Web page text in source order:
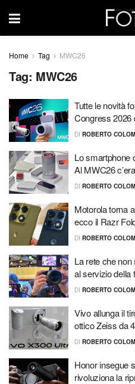
Home Tag MWC26
Tag: MWC26
Tutte le novità
Congress 2026
DI ROBERTO
Lo smartphone
Al MWC26
DI ROBERTO
Motorola torna
ecco il Razr
DI ROBERTO
La rete che
al servizio della
DI ROBERTO
Vivo allunga il
ottico Zeiss da
DI ROBERTO
Honor insegue
rivoluziona la